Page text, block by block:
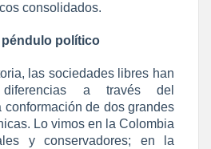
consolidados.
péndulo político
las sociedades libres han
a través del
conformación de dos grandes
Lo vimos en la Colombia
y conservadores; en la